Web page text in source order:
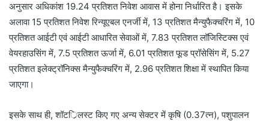
अनुसार अधिकांश 19.24 प्रतिशत निवेश आवास में होना निर्धारित है। इसके
अलावा 15 प्रतिशत निवेश रिन्यूएबल एनर्जी में, 13 प्रतिशत मैन्युफैक्चरिंग में, 10
प्रतिशत आईटी एवं आईटी आधारित सेवाओं में, 7.83 प्रतिशत लॉजिस्टिक्स एवं
वेयरहाउसिंग में, 7.5 प्रतिशत ऊर्जा में, 6.01 प्रतिशत फूड प्रॉसेसिंग में, 5.27
प्रतिशत इलेक्ट्रॉनिक्स मैन्युफैक्चरिंग में, 2.96 प्रतिशत शिक्षा में स्थापित किया
जाएगा।
इसके साथ ही, शॉटर्िलस्ट किए गए अन्य सेक्टर में कृषि (0.37त्न), पशुपालन